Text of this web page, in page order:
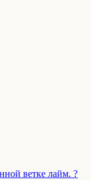
ветке лайм. ?